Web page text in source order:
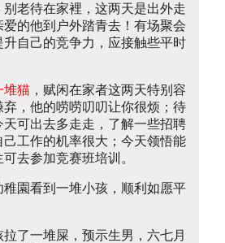
别老待在家裡，这两天是出外走
的他到户外踏青去！有场聚会
自己的竞争力，应接触些平时
堆猫 ，赋闲在家者这两天特别容
，他的唠唠叨叨让你很烦；待
天可出去多走走，了解一些招聘
工作的机率很大；今天领悟能
去参加竞赛班培训。
稚園看到一堆小孩，顺利如愿平
了一堆屎，预示生男，六七月